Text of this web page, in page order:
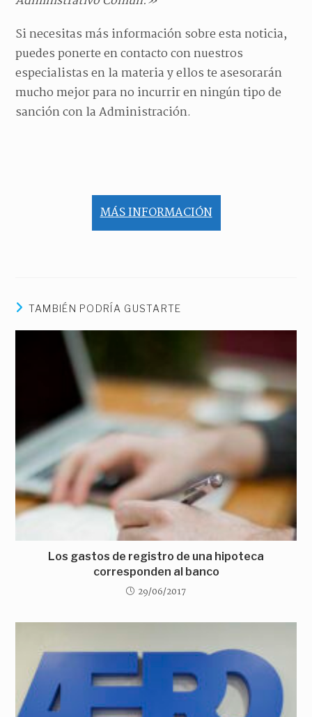
Si necesitas más información sobre esta noticia,
puedes ponerte en contacto con nuestros
especialistas en la materia y ellos te asesorarán
mucho mejor para no incurrir en ningún tipo de
sanción con la Administración.
MÁS INFORMACIÓN
TAMBIÉN PODRÍA GUSTARTE
Los gastos de registro de una hipoteca
corresponden al banco
29/06/2017